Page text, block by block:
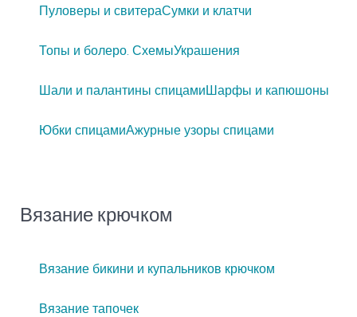
Пуловеры и свитераСумки и клатчи
Топы и болеро. СхемыУкрашения
Шали и палантины спицамиШарфы и капюшоны
Юбки спицамиАжурные узоры спицами
Вязание крючком
Вязание бикини и купальников крючком
Вязание тапочек